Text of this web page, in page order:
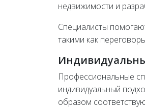
недвижимости и
Специалисты
такими как
Профессиональные
индивидуальный
образом